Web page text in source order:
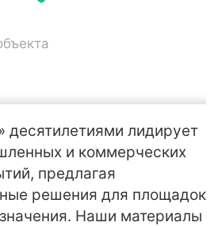
десятилетиями лидирует
и коммерческих
предлагая
решения для площадок
Наши материалы